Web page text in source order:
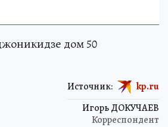
дом 50
Игорь ДОКУЧАЕВ
Корреспондент
Источник: kp.ru